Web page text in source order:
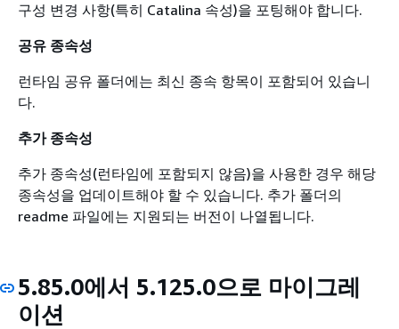
구성 변경 사항(특히 Catalina 속성)을 포팅해야 합니다.
공유 종속성
런타임 공유 폴더에는 최신 종속 항목이 포함되어 있습니
다.
추가 종속성
추가 종속성(런타임에 포함되지 않음)을 사용한 경우 해당
종속성을 업데이트해야 할 수 있습니다. 추가 폴더의
readme 파일에는 지원되는 버전이 나열됩니다.
5.85.0에서 5.125.0으로 마이그레
이션